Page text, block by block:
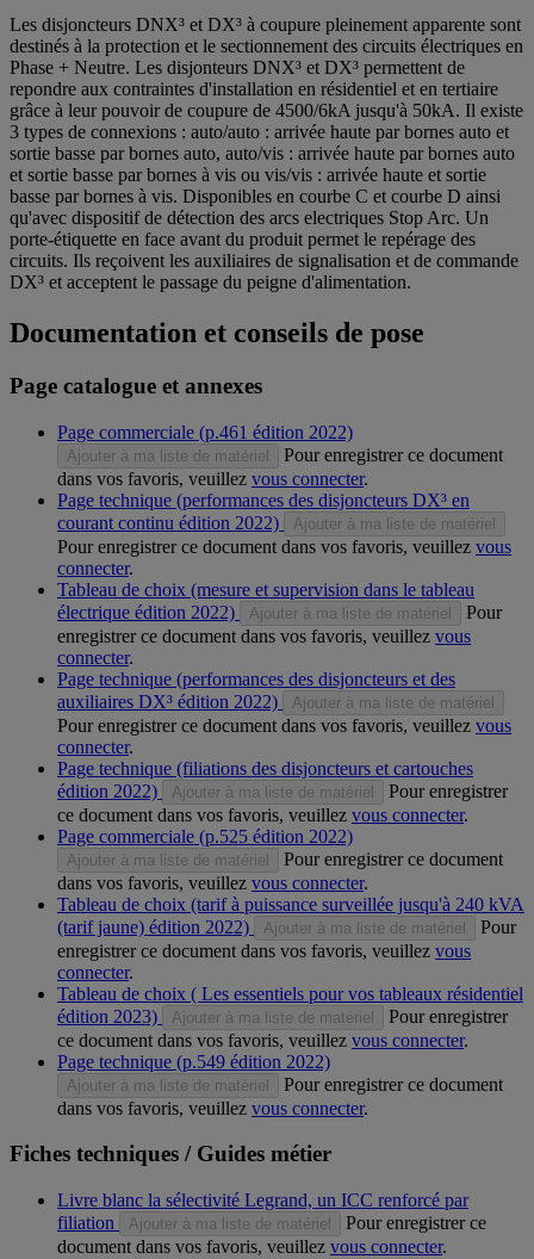
Les disjoncteurs DNX³ et DX³ à coupure pleinement apparente sont
destinés à la protection et le sectionnement des circuits électriques en
Phase + Neutre. Les disjonteurs DNX³ et DX³ permettent de
repondre aux contraintes d'installation en résidentiel et en tertiaire
grâce à leur pouvoir de coupure de 4500/6kA jusqu'à 50kA. Il existe
3 types de connexions : auto/auto : arrivée haute par bornes auto et
sortie basse par bornes auto, auto/vis : arrivée haute par bornes auto
et sortie basse par bornes à vis ou vis/vis : arrivée haute et sortie
basse par bornes à vis. Disponibles en courbe C et courbe D ainsi
qu'avec dispositif de détection des arcs electriques Stop Arc. Un
porte-étiquette en face avant du produit permet le repérage des
circuits. Ils reçoivent les auxiliaires de signalisation et de commande
DX³ et acceptent le passage du peigne d'alimentation.
Documentation et conseils de pose
Page catalogue et annexes
Page commerciale (p.461 édition 2022)
Ajouter à ma liste de matériel
Pour enregistrer ce document
dans vos favoris, veuillez vous connecter.
Page technique (performances des disjoncteurs DX³ en
courant continu édition 2022)
Ajouter à ma liste de matériel
Pour enregistrer ce document dans vos favoris, veuillez vous
connecter.
Tableau de choix (mesure et supervision dans le tableau
électrique édition 2022)
Ajouter à ma liste de matériel
Pour
enregistrer ce document dans vos favoris, veuillez vous
connecter.
Page technique (performances des disjoncteurs et des
auxiliaires DX³ édition 2022)
Ajouter à ma liste de matériel
Pour enregistrer ce document dans vos favoris, veuillez vous
connecter.
Page technique (filiations des disjoncteurs et cartouches
édition 2022)
Ajouter à ma liste de matériel
Pour enregistrer
ce document dans vos favoris, veuillez vous connecter.
Page commerciale (p.525 édition 2022)
Ajouter à ma liste de matériel
Pour enregistrer ce document
dans vos favoris, veuillez vous connecter.
Tableau de choix (tarif à puissance surveillée jusqu'à 240 kVA
(tarif jaune) édition 2022)
Ajouter à ma liste de matériel
Pour
enregistrer ce document dans vos favoris, veuillez vous
connecter.
Tableau de choix ( Les essentiels pour vos tableaux résidentiel
édition 2023)
Ajouter à ma liste de matériel
Pour enregistrer
ce document dans vos favoris, veuillez vous connecter.
Page technique (p.549 édition 2022)
Ajouter à ma liste de matériel
Pour enregistrer ce document
dans vos favoris, veuillez vous connecter.
Fiches techniques / Guides métier
Livre blanc la sélectivité Legrand, un ICC renforcé par
filiation
Ajouter à ma liste de matériel
Pour enregistrer ce
document dans vos favoris, veuillez vous connecter.